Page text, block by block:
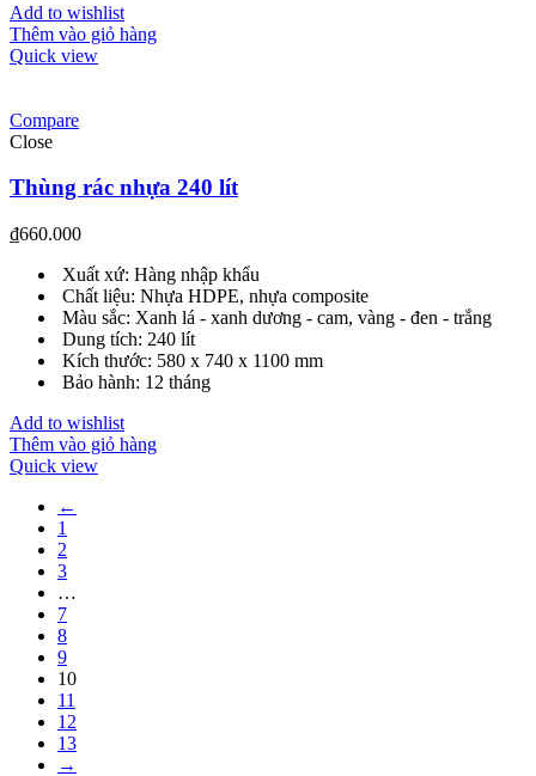
Add to wishlist
Thêm vào giỏ hàng
Quick view
Compare
Close
Thùng rác nhựa 240 lít
₫660.000
Xuất xứ: Hàng nhập khẩu
Chất liệu: Nhựa HDPE, nhựa composite
Màu sắc: Xanh lá - xanh dương - cam, vàng - đen - trắng
Dung tích: 240 lít
Kích thước: 580 x 740 x 1100 mm
Bảo hành: 12 tháng
Add to wishlist
Thêm vào giỏ hàng
Quick view
←
1
2
3
…
7
8
9
10
11
12
13
→